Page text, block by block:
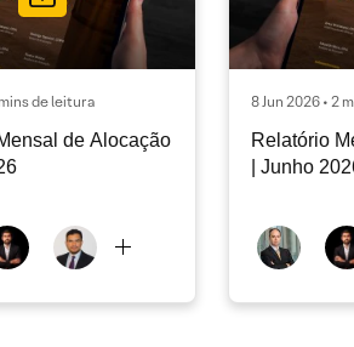
de leitura
de Alocação
8 Jun 2026 • 2
Relatório
| Junho